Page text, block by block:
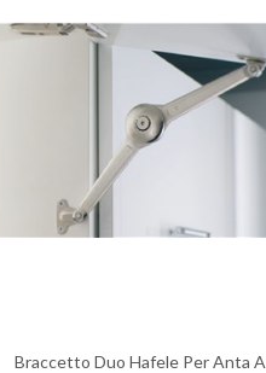
Braccetto Duo Hafele Per Anta A